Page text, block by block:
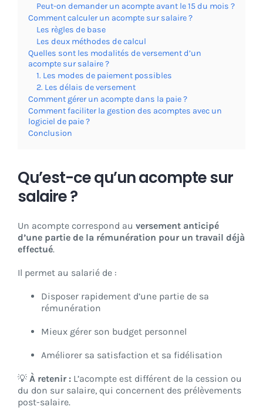
Peut-on demander un acompte avant le 15 du mois ?
Comment calculer un acompte sur salaire ?
Les règles de base
Les deux méthodes de calcul
Quelles sont les modalités de versement d’un
acompte sur salaire ?
1. Les modes de paiement possibles
2. Les délais de versement
Comment gérer un acompte dans la paie ?
Comment faciliter la gestion des acomptes avec un
logiciel de paie ?
Conclusion
Qu’est-ce qu’un acompte sur
salaire ?
Un acompte correspond au versement anticipé
d’une partie de la rémunération pour un travail déjà
effectué.
Il permet au salarié de :
Disposer rapidement d’une partie de sa
rémunération
Mieux gérer son budget personnel
Améliorer sa satisfaction et sa fidélisation
💡 À retenir : L’acompte est différent de la cession ou
du don sur salaire, qui concernent des prélèvements
post-salaire.